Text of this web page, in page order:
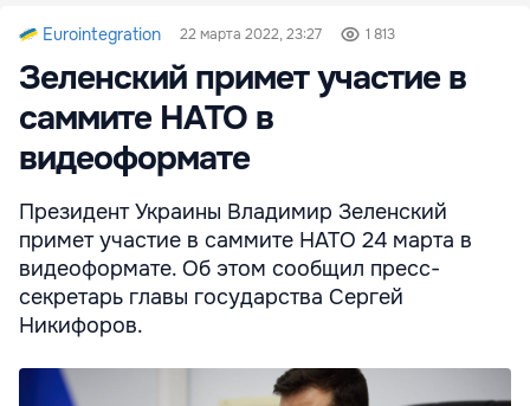
Eurointegration 22 марта 2022, 23:27 1 813
Зеленский примет участие в
саммите НАТО в
видеоформате
Президент Украины Владимир Зеленский
примет участие в саммите НАТО 24 марта в
видеоформате. Об этом сообщил пресс-
секретарь главы государства Сергей
Никифоров.